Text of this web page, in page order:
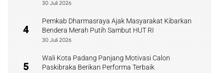
30 Juli 2026
4
Pemkab Dharmasraya Ajak Masyarakat Kibarkan
Bendera Merah Putih Sambut HUT RI
30 Juli 2026
5
Wali Kota Padang Panjang Motivasi Calon
Paskibraka Berikan Performa Terbaik